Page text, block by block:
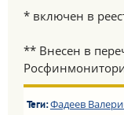
* включен в
** Внесен в
Теги:Фадеев